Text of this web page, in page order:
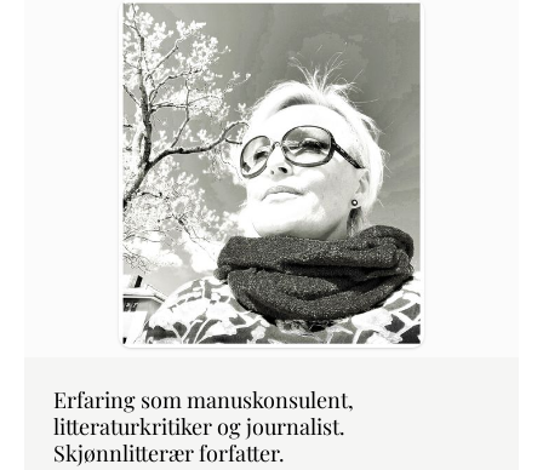
Erfaring som manuskonsulent,
litteraturkritiker og journalist.
Skjønnlitterær forfatter.